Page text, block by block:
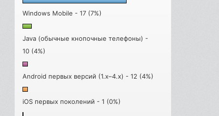
Windows Mobile - 17 (7%)
Java (обычные кнопочные телефоны) -
10 (4%)
Android первых версий (1.x–4.x) - 12 (4%)
iOS первых поколений - 1 (0%)